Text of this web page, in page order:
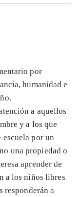
por
humanidad e
a aquellos
y a los que
escuela por un
una propiedad o
aprender de
a los niños libres
responderán a